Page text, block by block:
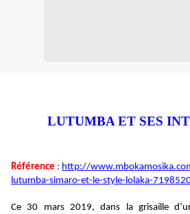
LUTUMBA ET SES
Référence : http://
lutumba-simaro-et-le-style-lolaka-
Ce 30 mars 2019, dans la grisaille